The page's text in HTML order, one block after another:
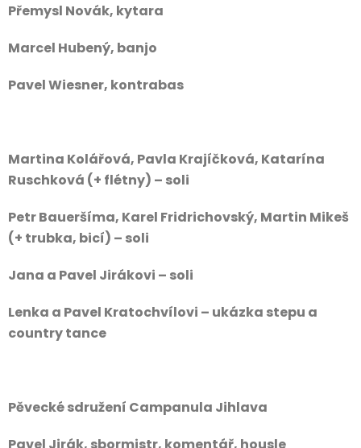
Přemysl Novák, kytara
Marcel Hubený, banjo
Pavel Wiesner, kontrabas
Martina Kolářová, Pavla Krajíčková, Katarína
Ruschková (+ flétny) – soli
Petr Baueršíma, Karel Fridrichovský, Martin Mikeš
(+ trubka, bicí) – soli
Jana a Pavel Jirákovi – soli
Lenka a Pavel Kratochvílovi – ukázka stepu a
country tance
Pěvecké sdružení Campanula Jihlava
Pavel Jirák, sbormistr, komentář, housle